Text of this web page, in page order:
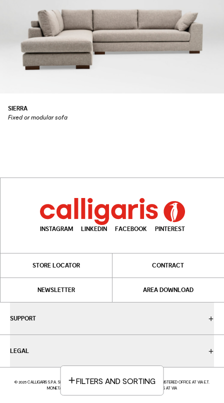
FILTERS AND SORTING
SIERRA
Fixed or modular sofa
INSTAGRAM LINKEDIN FACEBOOK PINTEREST
STORE LOCATOR CONTRACT
NEWSLETTER AREA DOWNLOAD
SUPPORT
LEGAL
© 2025 CALLIGARIS S.P.A. SINGLE-MEMBER COMPANY - VAT NUMBER IT05617370969 - REGISTERED OFFICE AT VIA E.T.
MONETA, 40 - 20161 MILAN (MI) - ITALY; OPERATIONAL HEADQUARTERS AT VIA